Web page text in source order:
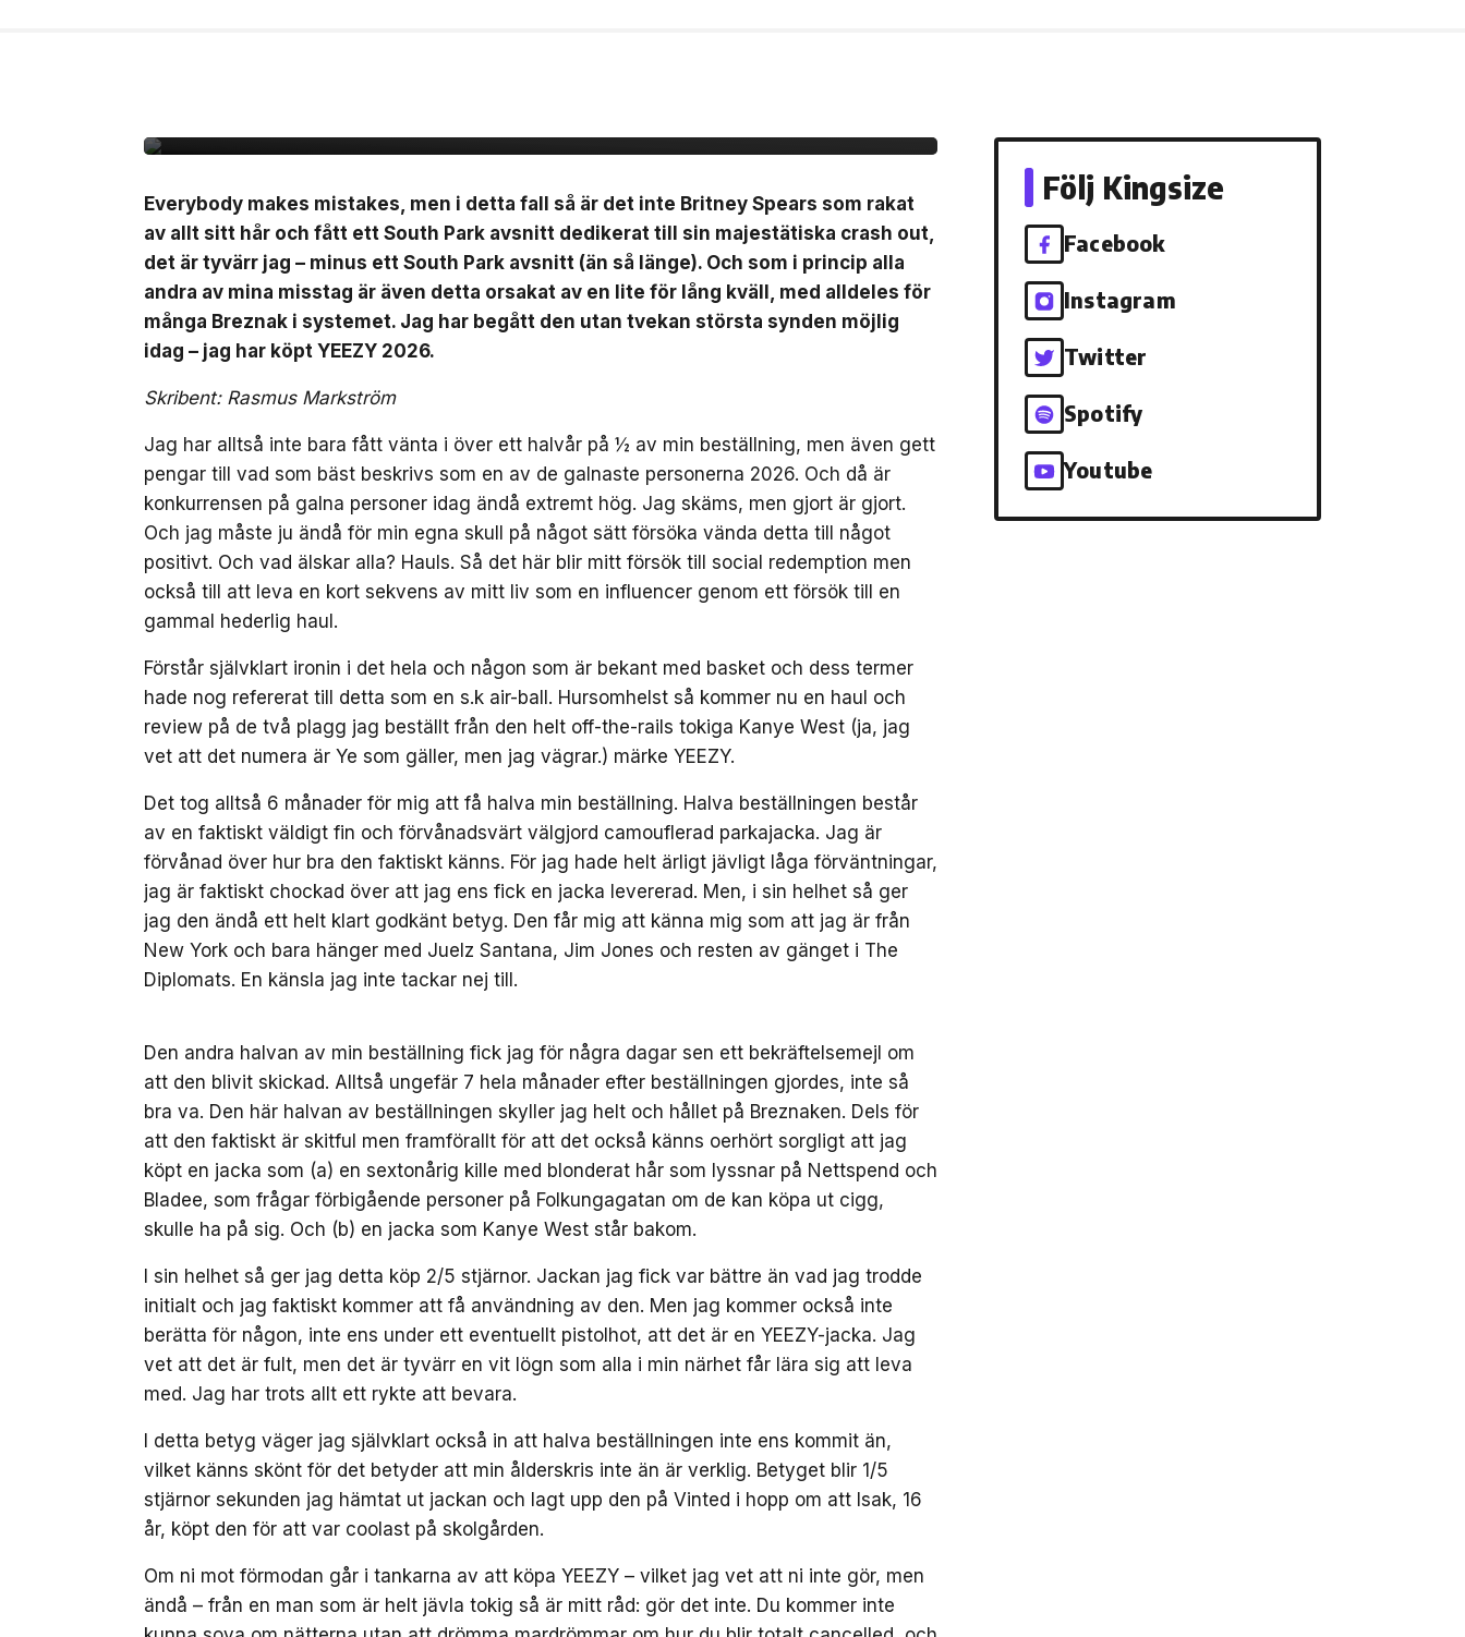
Everybody makes mistakes, men i detta fall så är det inte Britney Spears som rakat
av allt sitt hår och fått ett South Park avsnitt dedikerat till sin majestätiska crash out,
det är tyvärr jag – minus ett South Park avsnitt (än så länge). Och som i princip alla
andra av mina misstag är även detta orsakat av en lite för lång kväll, med alldeles för
många Breznak i systemet. Jag har begått den utan tvekan största synden möjlig
idag – jag har köpt YEEZY 2026.
Skribent: Rasmus Markström
Jag har alltså inte bara fått vänta i över ett halvår på ½ av min beställning, men även gett
pengar till vad som bäst beskrivs som en av de galnaste personerna 2026. Och då är
konkurrensen på galna personer idag ändå extremt hög. Jag skäms, men gjort är gjort.
Och jag måste ju ändå för min egna skull på något sätt försöka vända detta till något
positivt. Och vad älskar alla? Hauls. Så det här blir mitt försök till social redemption men
också till att leva en kort sekvens av mitt liv som en influencer genom ett försök till en
gammal hederlig haul.
Förstår självklart ironin i det hela och någon som är bekant med basket och dess termer
hade nog refererat till detta som en s.k air-ball. Hursomhelst så kommer nu en haul och
review på de två plagg jag beställt från den helt off-the-rails tokiga Kanye West (ja, jag
vet att det numera är Ye som gäller, men jag vägrar.) märke YEEZY.
Det tog alltså 6 månader för mig att få halva min beställning. Halva beställningen består
av en faktiskt väldigt fin och förvånadsvärt välgjord camouflerad parkajacka. Jag är
förvånad över hur bra den faktiskt känns. För jag hade helt ärligt jävligt låga förväntningar,
jag är faktiskt chockad över att jag ens fick en jacka levererad. Men, i sin helhet så ger
jag den ändå ett helt klart godkänt betyg. Den får mig att känna mig som att jag är från
New York och bara hänger med Juelz Santana, Jim Jones och resten av gänget i The
Diplomats. En känsla jag inte tackar nej till.
Den andra halvan av min beställning fick jag för några dagar sen ett bekräftelsemejl om
att den blivit skickad. Alltså ungefär 7 hela månader efter beställningen gjordes, inte så
bra va. Den här halvan av beställningen skyller jag helt och hållet på Breznaken. Dels för
att den faktiskt är skitful men framförallt för att det också känns oerhört sorgligt att jag
köpt en jacka som (a) en sextonårig kille med blonderat hår som lyssnar på Nettspend och
Bladee, som frågar förbigående personer på Folkungagatan om de kan köpa ut cigg,
skulle ha på sig. Och (b) en jacka som Kanye West står bakom.
I sin helhet så ger jag detta köp 2/5 stjärnor. Jackan jag fick var bättre än vad jag trodde
initialt och jag faktiskt kommer att få användning av den. Men jag kommer också inte
berätta för någon, inte ens under ett eventuellt pistolhot, att det är en YEEZY-jacka. Jag
vet att det är fult, men det är tyvärr en vit lögn som alla i min närhet får lära sig att leva
med. Jag har trots allt ett rykte att bevara.
I detta betyg väger jag självklart också in att halva beställningen inte ens kommit än,
vilket känns skönt för det betyder att min ålderskris inte än är verklig. Betyget blir 1/5
stjärnor sekunden jag hämtat ut jackan och lagt upp den på Vinted i hopp om att Isak, 16
år, köpt den för att var coolast på skolgården.
Om ni mot förmodan går i tankarna av att köpa YEEZY – vilket jag vet att ni inte gör, men
ändå – från en man som är helt jävla tokig så är mitt råd: gör det inte. Du kommer inte
Följ Kingsize
Facebook
Instagram
Twitter
Spotify
Youtube